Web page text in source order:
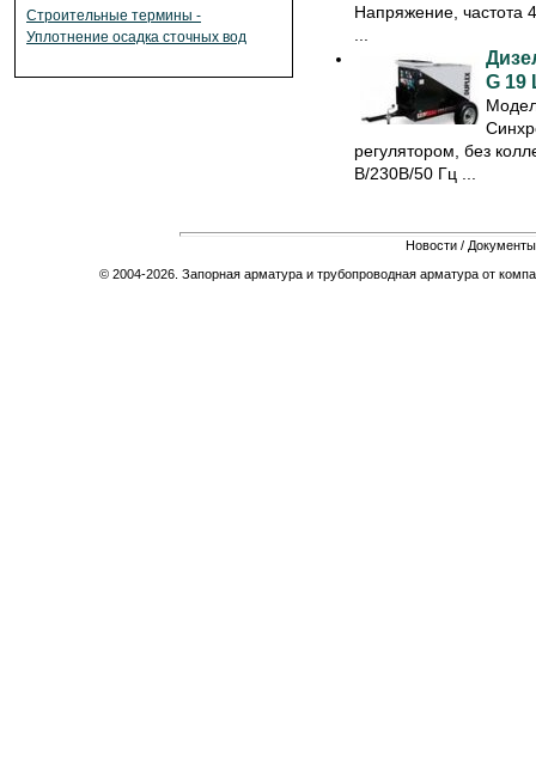
Строительные термины -
Уплотнение осадка сточных вод
Напряжение, частота
G 19
регулятором, без
В/230В/50 Гц ...
Новости / Документы
© 2004-2026. Запорная арматура и трубопроводная арматура от